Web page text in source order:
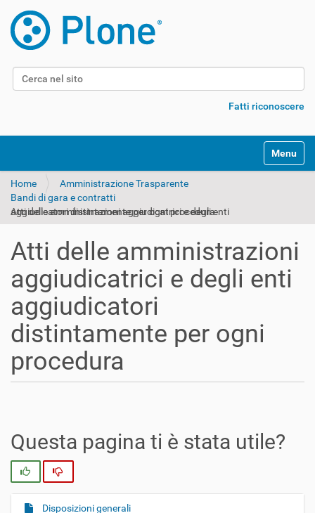
Cerca nel sito
Fatti riconoscere
Alterna
Home
Amministrazione Trasparente
Bandi di gara e contratti
Atti delle amministrazioni aggiudicatrici e degli enti aggiudicatori distintamente per ogni procedura
Atti delle amministrazioni
aggiudicatrici e degli enti
aggiudicatori
distintamente per ogni
procedura
Questa pagina ti è stata utile?
Disposizioni generali